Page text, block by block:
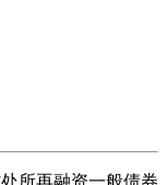
所再融资一般债券